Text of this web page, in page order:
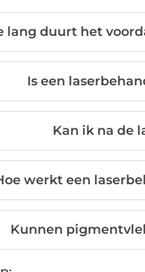
lang duurt het
Is een
Kan ik na de
werkt een
Kunnen